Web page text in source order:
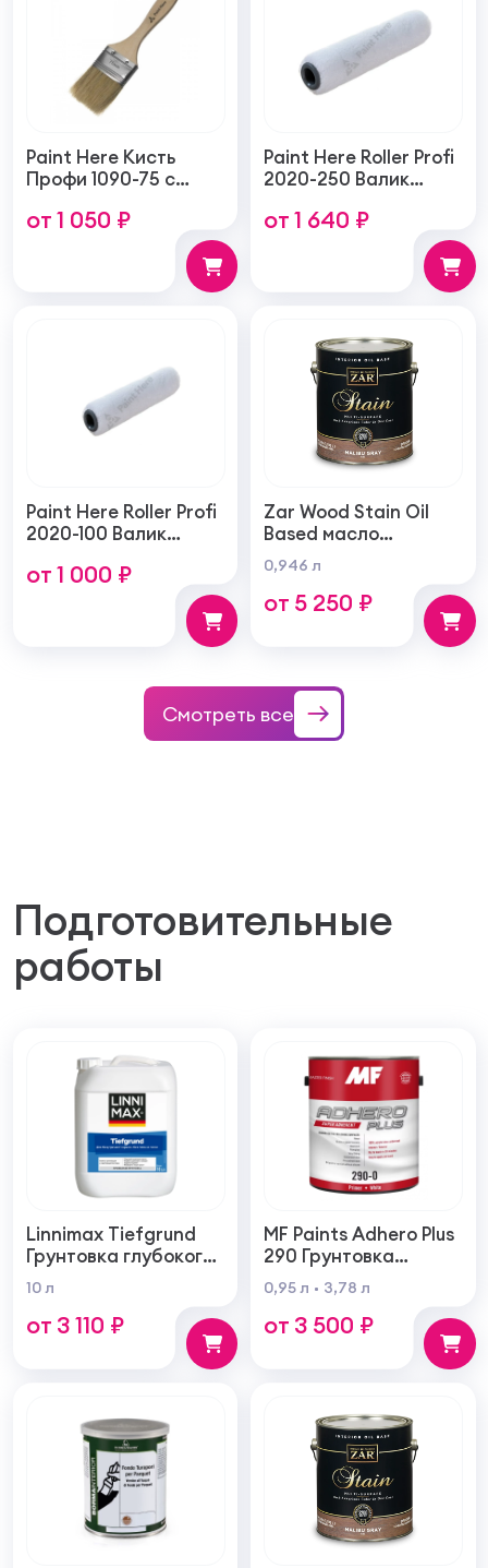
Paint Here Кисть
Профи 1090-75 с
щетиной плоская
от 1 050 ₽
Paint Here Roller Profi
2020-250 Валик
тонкую гладкую
структуру покрытия
от 1 640 ₽
Paint Here Roller Profi
2020-100 Валик
тонкую гладкую
структуру покрытия
от 1 000 ₽
Zar Wood Stain Oil
Based масло
тонирующая по
дереву
0,946 л
от 5 250 ₽
Смотреть все
Подготовительные
работы
Linnimax Tiefgrund
Грунтовка глубокого
проникновения для
внутренних и
наружных работ
10 л
от 3 110 ₽
MF Paints Adhero Plus
290 Грунтовка
высшего качества из
100% акрилового
латекса для
0,95 л 3,78 л
от 3 500 ₽